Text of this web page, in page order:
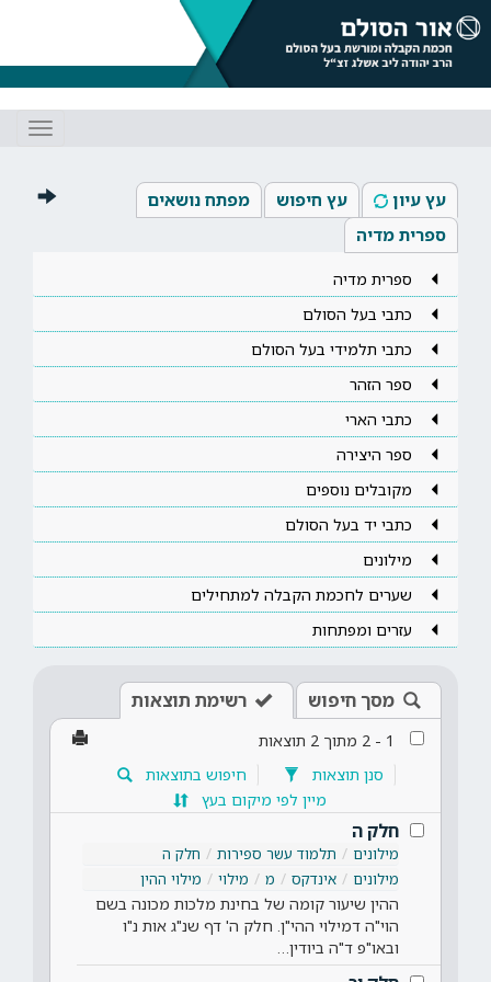
עץ עיון עץ חיפוש
מפתח נושאים
ספרית מדיה
ספרית מדיה
כתבי בעל הסולם
כתבי תלמידי בעל הסולם
ספר הזהר
כתבי הארי
ספר היצירה
מקובלים נוספים
כתבי יד בעל הסולם
מילונים
שערים לחכמת הקבלה למתחילים
עזרים ומפתחות
מסך חיפוש רשימת תוצאות
1
-
2 מתוך 2 תוצאות
סנן תוצאות
חיפוש בתוצאות
מיין לפי מיקום בעץ
חלק ה
מילונים תלמוד עשר ספירות
חלק ה
מילונים
אינדקס מ מילוי מילוי ההין
ההין שיעור קומה של בחינת מלכות מכונה בשם
הוי"ה דמילוי ההי"ן. חלק ה' דף שנ"ג אות נ"ו
ובאו"פ ד"ה ביודין…